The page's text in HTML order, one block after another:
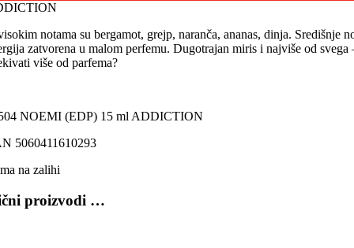
notama su bergamot, grejp, naranča, ananas, dinja. Središnje
zatvorena u malom perfemu. Dugotrajan miris i najviše od
više od parfema?
NOEMI (EDP) 15 ml ADDICTION
5060411610293
na zalihi
proizvodi …